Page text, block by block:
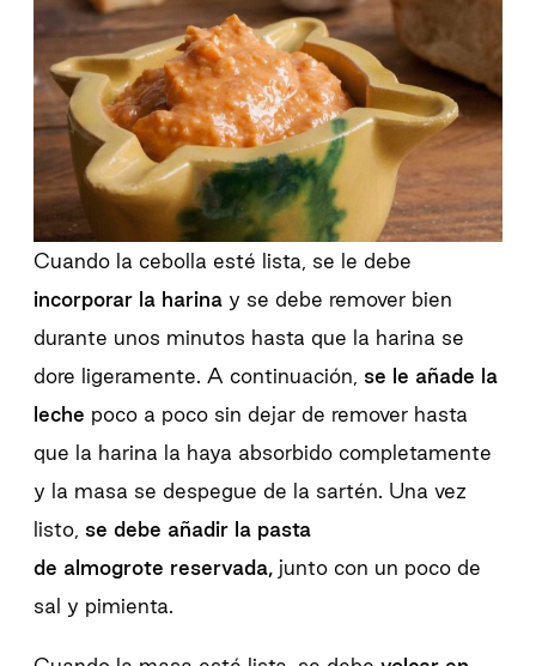
Cuando la cebolla esté lista, se le debe
incorporar la harinay se debe remover bien
durante unos minutos hasta que la harina se
dore ligeramente. A continuación, se le añade la
leche poco a poco sin dejar de remover hasta
que la harina la haya absorbido completamente
y la masa se despegue de la sartén. Una vez
listo, se debe añadir la pasta
de almogrote reservada,junto con un poco de
sal y pimienta.